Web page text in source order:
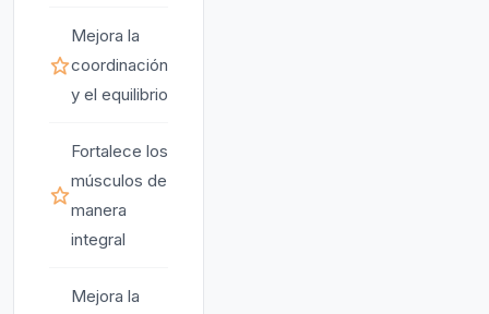
Mejora la
coordinación
y el equilibrio
Fortalece los
músculos de
manera
integral
Mejora la